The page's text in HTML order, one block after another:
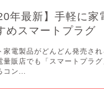
年最新】手軽に
めスマートプラグ
家電製品がどんどん発売さ
量販店でも「スマートプラ
コン...